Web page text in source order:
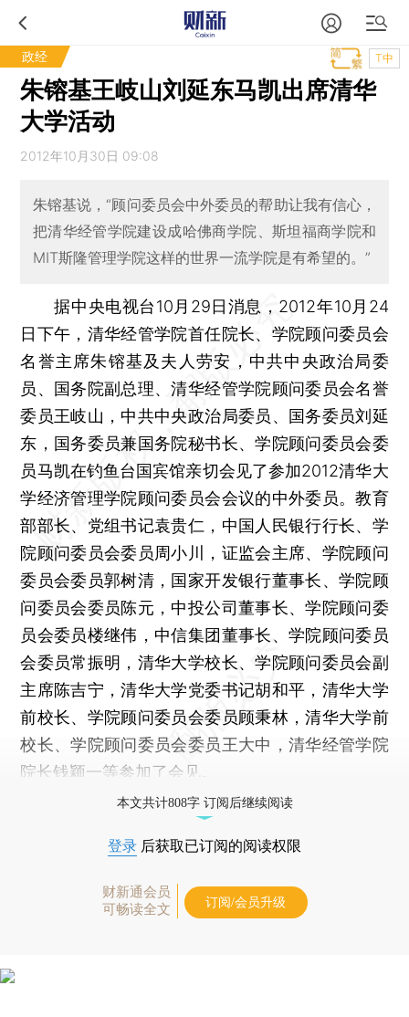
政经 T中
朱镕基王岐山刘延东马凯出席清华
大学活动
2012年10月30日 09:08
朱镕基说，“顾问委员会中外委员的帮助让我有信心，
把清华经管学院建设成哈佛商学院、斯坦福商学院和
MIT斯隆管理学院这样的世界一流学院是有希望的。”
据中央电视台10月29日消息，2012年10月24
日下午，清华经管学院首任院长、学院顾问委员会
名誉主席朱镕基及夫人劳安，中共中央政治局委
员、国务院副总理、清华经管学院顾问委员会名誉
委员王岐山，中共中央政治局委员、国务委员刘延
东，国务委员兼国务院秘书长、学院顾问委员会委
员马凯在钓鱼台国宾馆亲切会见了参加2012清华大
学经济管理学院顾问委员会会议的中外委员。教育
部部长、党组书记袁贵仁，中国人民银行行长、学
院顾问委员会委员周小川，证监会主席、学院顾问
委员会委员郭树清，国家开发银行董事长、学院顾
问委员会委员陈元，中投公司董事长、学院顾问委
员会委员楼继伟，中信集团董事长、学院顾问委员
会委员常振明，清华大学校长、学院顾问委员会副
主席陈吉宁，清华大学党委书记胡和平，清华大学
前校长、学院顾问委员会委员顾秉林，清华大学前
校长、学院顾问委员会委员王大中，清华经管学院
院长钱颖一等参加了会见。
本文共计808字 订阅后继续阅读
登录 后获取已订阅的阅读权限
财新通会员
可畅读全文
订阅/会员升级